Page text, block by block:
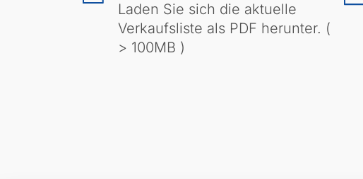
Laden Sie sich die aktuelle
Verkaufsliste als PDF herunter. (
> 100MB )